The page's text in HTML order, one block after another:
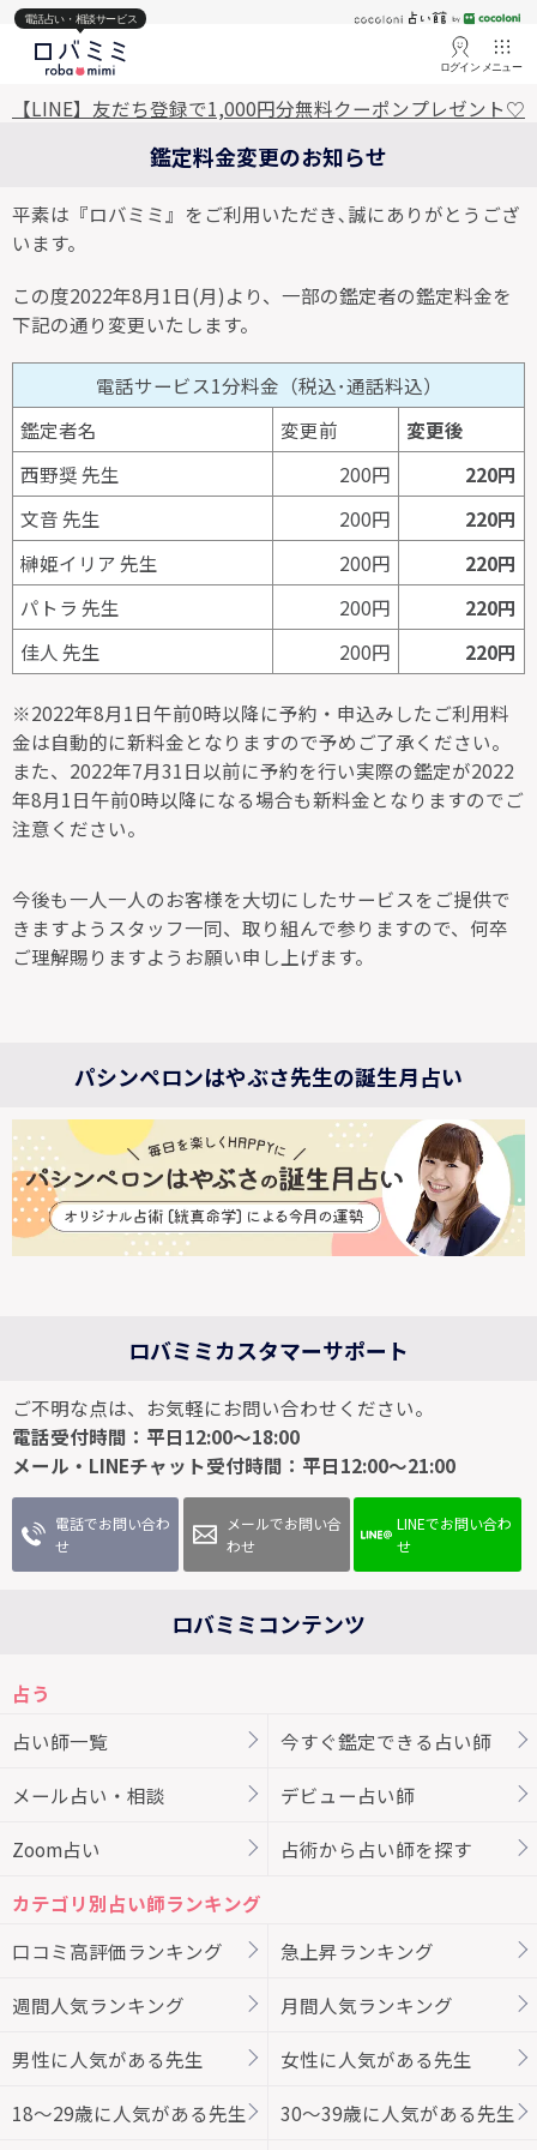
電話占い・相談サービス
ログイン メニュー
【LINE】友だち登録で1,000円分無料クーポンプレゼント♡
鑑定料金変更のお知らせ
平素は『ロバミミ』をご利用いただき､誠にありがとうござ
います。
この度2022年8月1日(月)より、一部の鑑定者の鑑定料金を
下記の通り変更いたします。
電話サービス1分料金（税込･通話料込）
鑑定者名
変更前
変更後
西野奨 先生
200円
220円
文音 先生
200円
220円
榊姫イリア 先生
200円
220円
パトラ 先生
200円
220円
佳人 先生
200円 220円
※2022年8月1日午前0時以降に予約・申込みしたご利用料
金は自動的に新料金となりますので予めご了承ください。
また、2022年7月31日以前に予約を行い実際の鑑定が2022
年8月1日午前0時以降になる場合も新料金となりますのでご
注意ください。
今後も一人一人のお客様を大切にしたサービスをご提供で
きますようスタッフ一同、取り組んで参りますので、何卒
ご理解賜りますようお願い申し上げます。
パシンペロンはやぶさ先生の誕生月占い
ロバミミカスタマーサポート
ご不明な点は、お気軽にお問い合わせください。
電話受付時間：平日12:00～18:00
メール・LINEチャット受付時間：平日12:00～21:00
電話でお問い合わ
せ
メールでお問い合
わせ
LINEでお問い合わ
せ
ロバミミコンテンツ
占う
占い師一覧
今すぐ鑑定できる占い師
メール占い・相談 デビュー占い師
Zoom占い 占術から占い師を探す
カテゴリ別占い師ランキング
口コミ高評価ランキング
急上昇ランキング
週間人気ランキング 月間人気ランキング
男性に人気がある先生 女性に人気がある先生
18～29歳に人気がある先生 30～39歳に人気がある先生